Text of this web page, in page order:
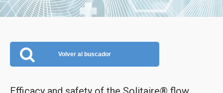
Volver al buscador